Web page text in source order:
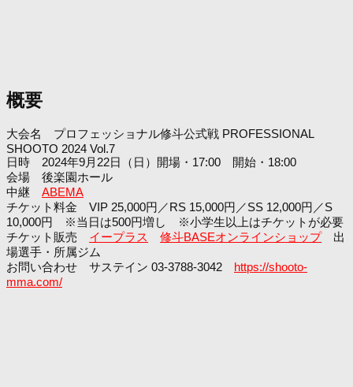
概要
大会名 プロフェッショナル修斗公式戦 PROFESSIONAL
SHOOTO 2024 Vol.7
日時 2024年9月22日（日）開場・17:00 開始・18:00
会場 後楽園ホール
中継 ABEMA
チケット料金 VIP 25,000円／RS 15,000円／SS 12,000円／S
10,000円 ※当日は500円増し ※小学生以上はチケットが必要
チケット販売 イープラス 修斗BASEオンラインショップ出
場選手・所属ジム
お問い合わせ サステイン 03-3788-3042 https://shooto-
mma.com/